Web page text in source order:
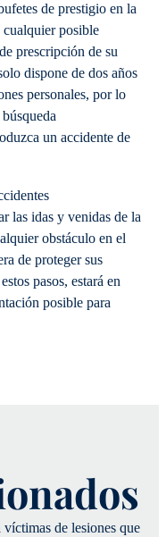
de prestigio en la
cualquier posible
prescripción de su
dispone de dos años
personales, por lo
un accidente de
las idas y venidas de la
obstáculo en el
de proteger sus
pasos, estará en
posible para
de lesiones que